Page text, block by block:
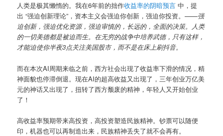
人类是极其懒惰的。我在6年前的拙作收益率的阴暗预言 中，提
出 “强迫创新理论”，资本主义会强迫你创新，强迫你投资。——强
迫创新，强迫优化资源，强迫审慎的，长远的，全面的决策。人类
的一切美德都是被迫而生。在无穷的战争中培养武德，只有这样，
才能迫使你半夜3点关注美国股市，而不是在床上刷抖音。
而在本次AI周期来临之前，西方社会出现了收益率下滑的情况，精
神面貌也停滞倒退。现在AI的超高收益又出现了，三年创业万亿美
元的神话又出现了，扭转了西方颓废的精神，年轻人又开始创业
了！
高收益率预期带来高投资，高投资塑造民族精神。钞票可以随便
印，机器也可以再制造出来，民族精神丢失了就不会再有。